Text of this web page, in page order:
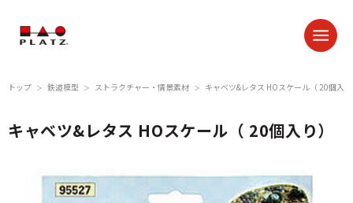
トップ ＞ 鉄道模型 ＞ ストラクチャー・情景素材 ＞ キャベツ&レタス HOスケール（ 20個入
キャベツ&レタス HOスケール（ 20個入り）